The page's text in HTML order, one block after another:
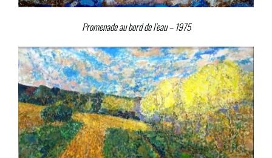
Promenade au bord de l’eau – 1975